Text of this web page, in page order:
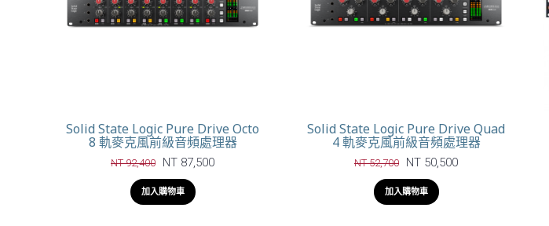
Solid State Logic Pure Drive Octo
8 軌麥克風前級音頻處理器
NT 92,400 NT 87,500
加入購物車
Solid State Logic Pure Drive Quad
4 軌麥克風前級音頻處理器
NT 52,700 NT 50,500
加入購物車